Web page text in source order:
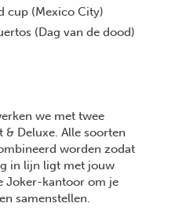
cup (Mexico City)
(Dag van de dood)
we met twee
Deluxe. Alle soorten
worden zodat
in lijn ligt met jouw
Joker-kantoor om je
samenstellen.